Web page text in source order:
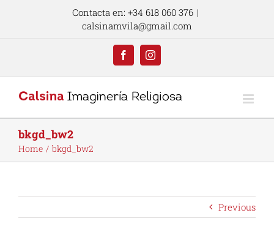
Contacta en: +34 618 060 376 |
calsinamvila@gmail.com
FacebookInstagram
bkgd_bw2
Home bkgd_bw2
Previous